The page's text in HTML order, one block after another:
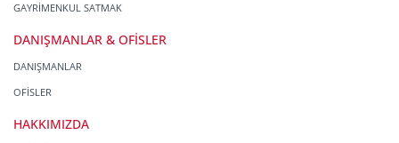
GAYRİMENKUL SATMAK
DANIŞMANLAR & OFİSLER
DANIŞMANLAR
OFİSLER
HAKKIMIZDA